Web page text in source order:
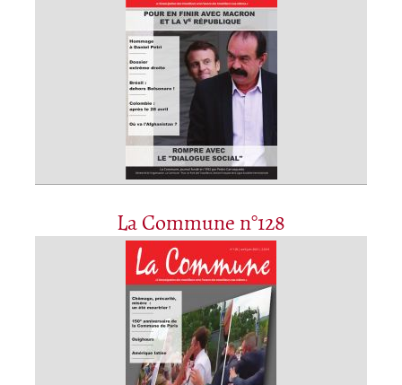
La Commune n°128